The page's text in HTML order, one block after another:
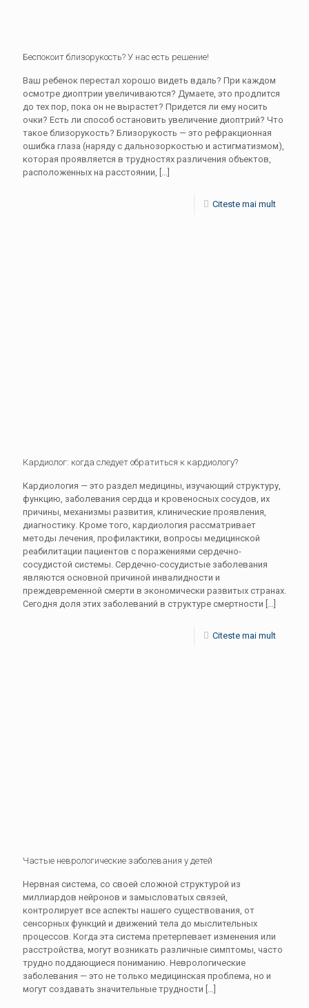
Беспокоит близорукость? У нас есть решение!
Ваш ребенок перестал хорошо видеть вдаль? При каждом
осмотре диоптрии увеличиваются? Думаете, это продлится
до тех пор, пока он не вырастет? Придется ли ему носить
очки? Есть ли способ остановить увеличение диоптрий? Что
такое близорукость? Близорукость — это рефракционная
ошибка глаза (наряду с дальнозоркостью и астигматизмом),
которая проявляется в трудностях различения объектов,
расположенных на расстоянии, […]
Citeste mai mult
Кардиолог: когда следует обратиться к кардиологу?
Кардиология — это раздел медицины, изучающий структуру,
функцию, заболевания сердца и кровеносных сосудов, их
причины, механизмы развития, клинические проявления,
диагностику. Кроме того, кардиология рассматривает
методы лечения, профилактики, вопросы медицинской
реабилитации пациентов с поражениями сердечно-
сосудистой системы. Сердечно-сосудистые заболевания
являются основной причиной инвалидности и
преждевременной смерти в экономически развитых странах.
Сегодня доля этих заболеваний в структуре смертности
Citeste mai mult
Частые неврологические заболевания у детей
Нервная система, со своей сложной структурой из
миллиардов нейронов и замысловатых связей,
контролирует все аспекты нашего существования, от
сенсорных функций и движений тела до мыслительных
процессов. Когда эта система претерпевает изменения или
расстройства, могут возникать различные симптомы, часто
трудно поддающиеся пониманию. Неврологические
заболевания — это не только медицинская проблема, но и
могут создавать значительные трудности […]